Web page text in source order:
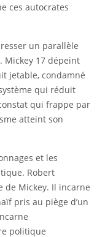
ces autocrates
un parallèle
Mickey 17 dépeint
jetable, condamné
qui réduit
qui frappe par
atteint son
et les
Robert
de Mickey. Il incarne
pris au piège d’un
politique